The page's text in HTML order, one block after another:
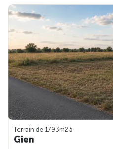
Terrain de 1793m2 à
Gien